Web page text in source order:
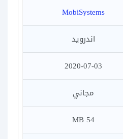
MobiSystems
اندرويد
2020-07-03
مجاني
54 MB